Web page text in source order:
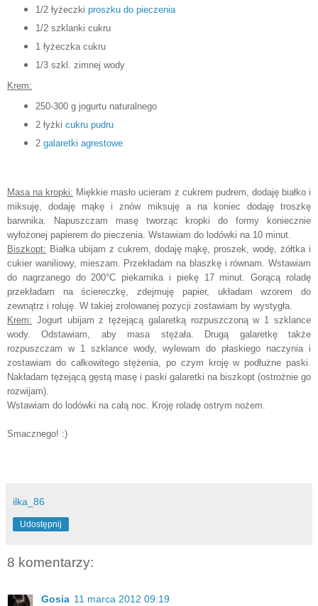
1/2 łyżeczki proszku do pieczenia
1/2 szklanki cukru
1 łyżeczka cukru
1/3 szkl. zimnej wody
Krem:
250-300 g jogurtu naturalnego
2 łyżki cukru pudru
2 galaretki agrestowe
Masa na kropki: Miękkie masło ucieram z cukrem pudrem, dodaję białko i
miksuję, dodaję mąkę i znów miksuję a na koniec dodaję troszkę
barwnika. Napuszczam masę tworząc kropki do formy koniecznie
wyłożonej papierem do pieczenia. Wstawiam do lodówki na 10 minut.
Biszkopt: Białka ubijam z cukrem, dodaję mąkę, proszek, wodę, żółtka i
cukier waniliowy, mieszam. Przekładam na blaszkę i równam. Wstawiam
do nagrzanego do 200°C piekarnika i piekę 17 minut. Gorącą roladę
przekładam na ściereczkę, zdejmuję papier, układam wzorem do
zewnątrz i roluję. W takiej zrolowanej pozycji zostawiam by wystygła.
Krem: Jogurt ubijam z tężejącą galaretką rozpuszczoną w 1 szklance
wody. Odstawiam, aby masa stężała. Drugą galaretkę także
rozpuszczam w 1 szklance wody, wylewam do płaskiego naczynia i
zostawiam do całkowitego stężenia, po czym kroję w podłużne paski.
Nakładam tężejącą gęstą masę i paski galaretki na biszkopt (ostrożnie go
rozwijam).
Wstawiam do lodówki na całą noc. Kroję roladę ostrym nożem.
Smacznego! :)
ilka_86
Udostępnij
8 komentarzy:
Gosia 11 marca 2012 09:19